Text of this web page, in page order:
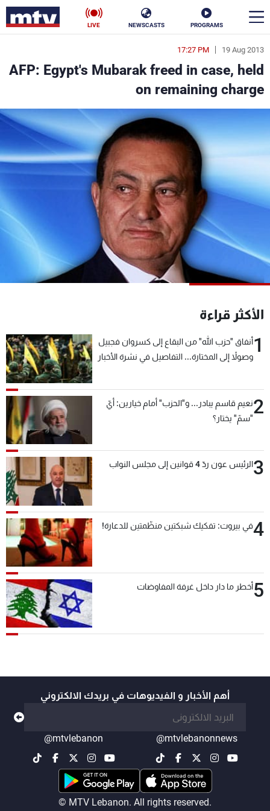
PROGRAMS
NEWSCASTS
LIVE
19 Aug 2013
17:27 PM
AFP: Egypt's Mubarak freed in case, held
on remaining charge
الأكثر قراءة
1أنفاق "حزب الله" من البقاع إلى كسروان فجبيل
وصولاً إلى المختارة... التفاصيل في نشرة الأخبار
2نعيم قاسم يبادر... و"الحزب" أمام خيارين: أيّ
"سمّ" يختار؟
3الرئيس عون ردّ 4 قوانين إلى مجلس النواب
4في بيروت: تفكيك شبكتين منظّمتين للدعارة!
5أخطر ما دار داخل غرفة المفاوضات
أهم الأخبار و الفيديوهات في بريدك الالكتروني
@mtvlebanonnews
@mtvlebanon
© MTV Lebanon. All rights reserved.
en
الأخبار
سياسة ناس
إقتصاد فن
منوعات رياضة
كأس العالم
البرامج
جدول البرامج
شاهد البرامج
عن MTV
الإنـتـاج
لاعلاناتكم
وظائف
تواصل معنا
شروط الإسـتخدام
سياسة الخصوصية